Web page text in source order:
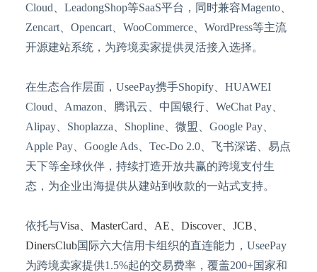
Cloud、LeadongShop等SaaS平台，同时兼容Magento、
Zencart、Opencart、WooCommerce、WordPress等主流
开源建站系统，为跨境卖家提供灵活接入选择。
在生态合作层面， UseePay携手Shopify、HUAWEI
Cloud、Amazon、腾讯云、中国银行、WeChat Pay、
Alipay、Shoplazza、Shopline、微盟、Google Pay、
Apple Pay、Google Ads、Tec-Do 2.0、飞书深诺、易点
天下等全球伙伴，持续打造开放共赢的跨境支付生
态，为企业出海提供从建站到收款的一站式支持。
依托与Visa、MasterCard、AE、Discover、JCB、
DinersClub国际六大信用卡组织的直连能力， UseePay
为跨境卖家提供1.5%起的交易费率，覆盖200+国家和